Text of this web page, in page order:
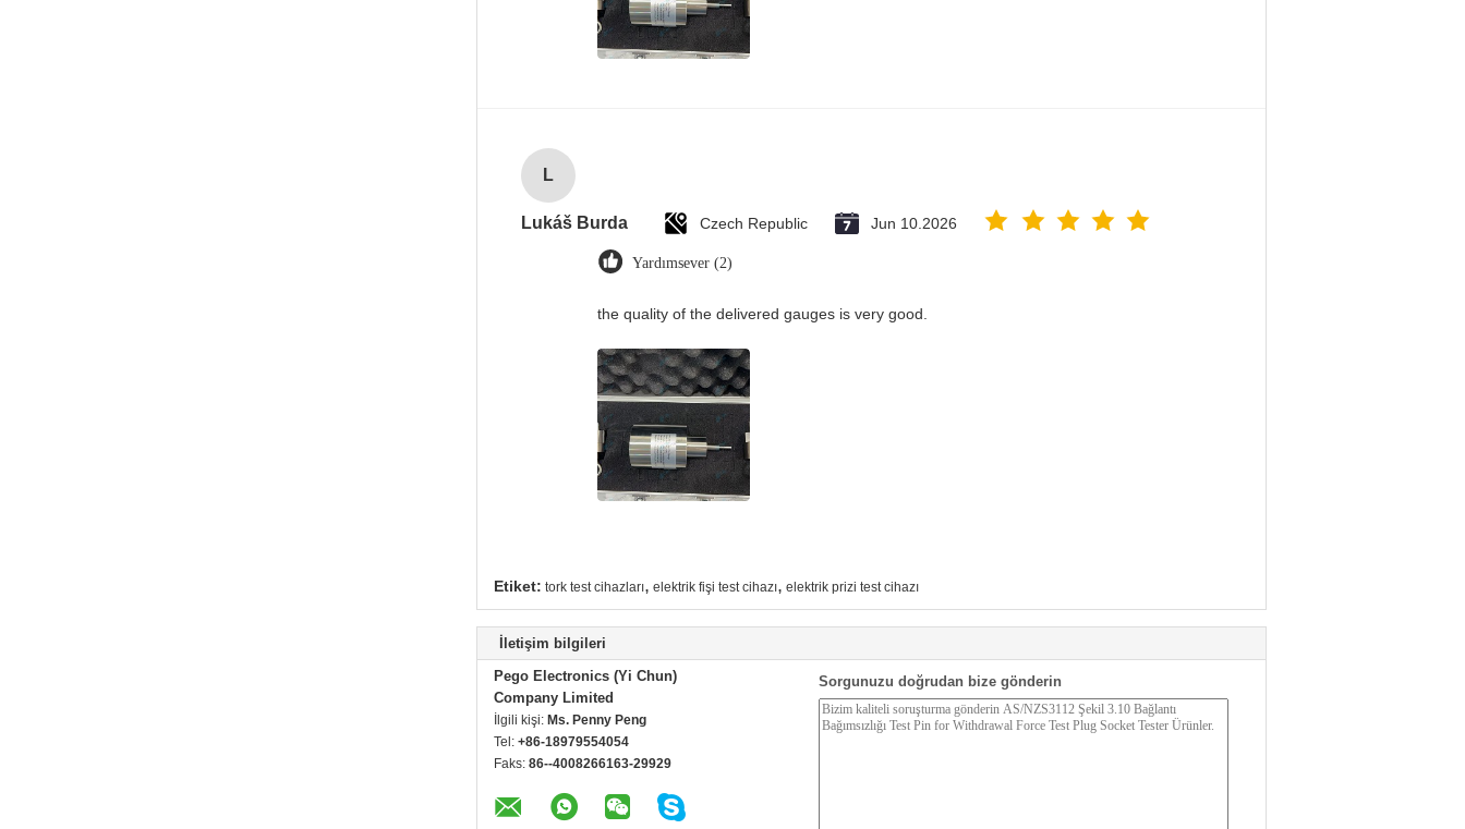
L
Lukáš Burda Czech Republic Jun 10.2026
Yardımsever (2)
the quality of the delivered gauges is very good.
Etiket: tork test cihazları, elektrik fişi test cihazı, elektrik prizi test cihazı
İletişim bilgileri
Pego Electronics (Yi Chun)
Company Limited
İlgili kişi: Ms. Penny Peng
Tel: +86-18979554054
Faks: 86--4008266163-29929
Sorgunuzu doğrudan bize gönderin